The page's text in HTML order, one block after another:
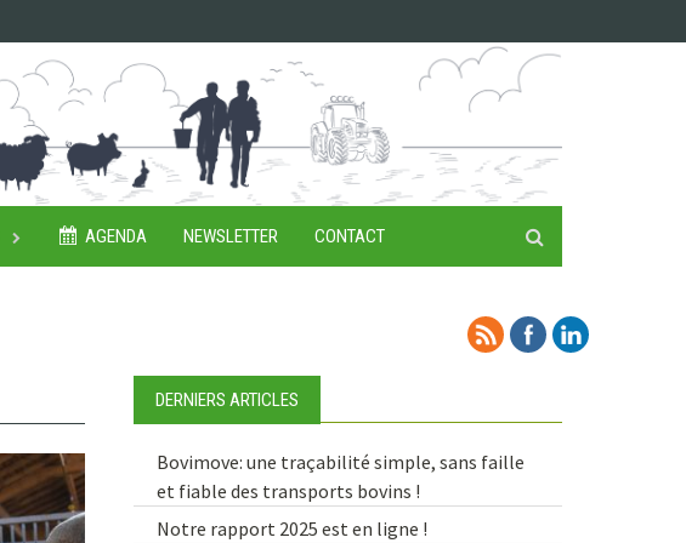
AGENDA NEWSLETTER CONTACT
DERNIERS ARTICLES
Bovimove: une traçabilité simple, sans faille
et fiable des transports bovins !
Notre rapport 2025 est en ligne !